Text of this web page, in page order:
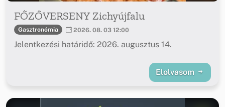
FŐZŐVERSENY Zichyújfalu
Gasztronómia 2026. 08. 03 12:00
Jelentkezési határidő: 2026. augusztus 14.
Elolvasom